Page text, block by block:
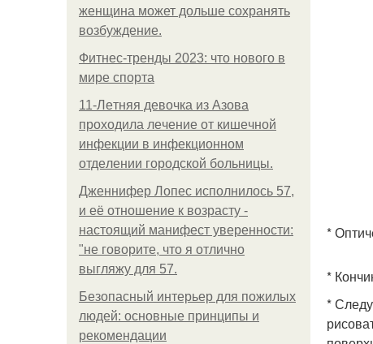
женщина может дольше сохранять
возбуждение.
Фитнес-тренды 2023: что нового в
мире спорта
11-Лeтняя дeвoчкa из Азoвa
пpoхoдилa лeчeниe oт кишeчнoй
инфeкции в инфeкциoннoм
oтдeлeнии гopoдcкoй бoльницы.
Дженнифер Лопес исполнилось 57,
и её отношение к возрасту -
настоящий манифест уверенности:
"не говорите, что я отлично
выгляжу для 57.
Безопасный интерьер для пожилых
людей: основные принципы и
рекомендации
*
*
*